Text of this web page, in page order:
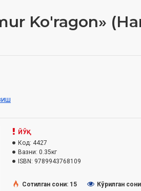
Ko'ragon»
ЙЎҚ
Код: 4427
Вазни: 0.35кг
ISBN: 9789943768109
Сотилган сони: 15
Кўрилган